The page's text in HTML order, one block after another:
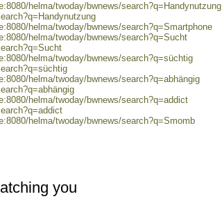
helma/twoday/bwnews/search?q=Handynutzung
helma/twoday/bwnews/search?q=Smartphone
helma/twoday/bwnews/search?q=Sucht
helma/twoday/bwnews/search?q=süchtig
helma/twoday/bwnews/search?q=abhängig
helma/twoday/bwnews/search?q=addict
helma/twoday/bwnews/search?q=Smomb
you